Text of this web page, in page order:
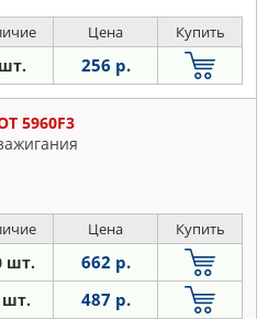
Цена Купить
256 р.
5960F3
Цена Купить
шт. 662 р.
шт. 487 р.